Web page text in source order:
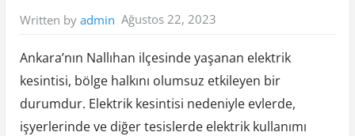
v
c
e
l
e
G
ç
Written by admin Ağustos 22, 2023
Ankara’nın Nallıhan ilçesinde yaşanan elektrik
kesintisi, bölge halkını olumsuz etkileyen bir
durumdur. Elektrik kesintisi nedeniyle evlerde,
işyerlerinde ve diğer tesislerde elektrik kullanımı